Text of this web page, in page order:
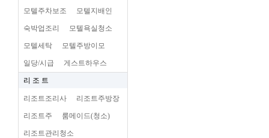
모텔주차보조 모텔지배인
숙박업조리 모텔욕실청소
모텔세탁 모텔주방이모
일당/시급 게스트하우스
리 조 트
리조트조리사 리조트주방장
리조트주 룸메이드(청소)
리조트관리청소